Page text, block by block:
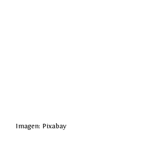
Imagen: Pixabay